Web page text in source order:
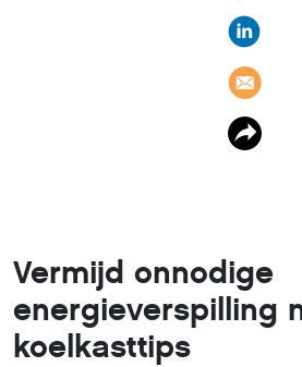
Vermijd onnodige
energieverspilling
koelkasttips